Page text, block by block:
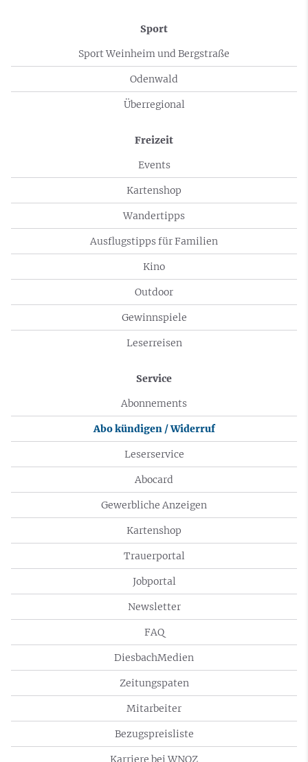
Sport
Sport Weinheim und Bergstraße
Odenwald
Überregional
Freizeit
Events
Kartenshop
Wandertipps
Ausflugstipps für Familien
Kino
Outdoor
Gewinnspiele
Leserreisen
Service
Abonnements
Abo kündigen / Widerruf
Leserservice
Abocard
Gewerbliche Anzeigen
Kartenshop
Trauerportal
Jobportal
Newsletter
FAQ
DiesbachMedien
Zeitungspaten
Mitarbeiter
Bezugspreisliste
Karriere bei WNOZ